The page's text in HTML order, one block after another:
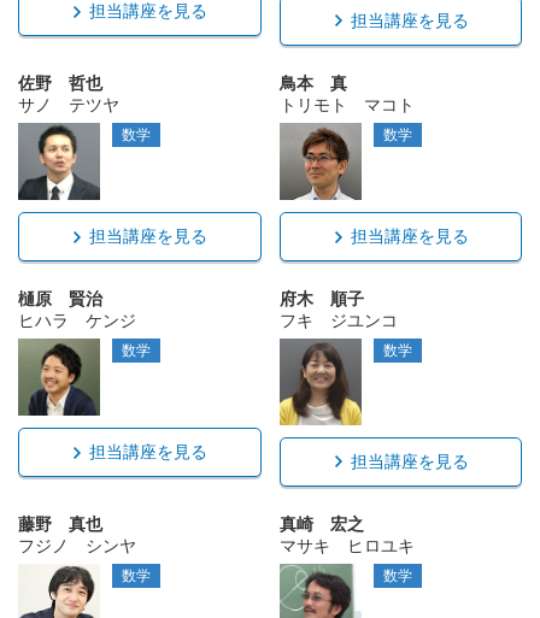
担当講座を見る 担当講座を見る
佐野 哲也
サノ テツヤ
数学
担当講座を見る
鳥本 真
トリモト マコト
数学
担当講座を見る
樋原 賢治
ヒハラ ケンジ
数学
担当講座を見る
府木 順子
フキ ジユンコ
数学
担当講座を見る
藤野 真也
フジノ シンヤ
数学
真崎 宏之
マサキ ヒロユキ
数学